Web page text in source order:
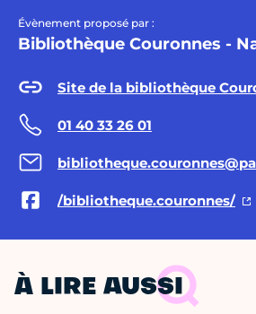
Évènement proposé par :
Bibliothèque Couronnes -
01 40 33 26 01
/bibliotheque.couronnes/
À LIRE AUSSI